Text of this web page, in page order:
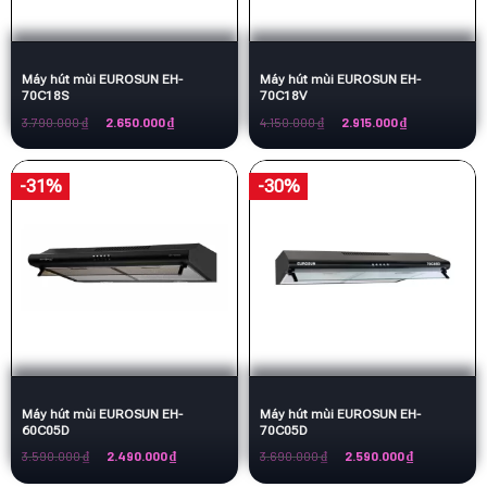
Máy hút mùi EUROSUN EH-
70C18S
3.790.000₫
Giá
là:
3.790.000 ₫.
2.650.000₫Giá
hiện
tại
là:
2.650.000 ₫.
Máy hút mùi EUROSUN EH-
70C18V
4.150.000₫
Giá
là:
4.150.000 ₫.
2.915.000₫Giá
hiện
tại
là:
2.915.000 ₫.
-31%
Máy hút mùi EUROSUN EH-
60C05D
3.590.000₫
Giá
là:
2.490.000₫Giá
hiện
tại
-30%
Máy hút mùi EUROSUN EH-
70C05D
3.690.000₫
Giá
là:
2.590.000₫Giá
hiện
tại